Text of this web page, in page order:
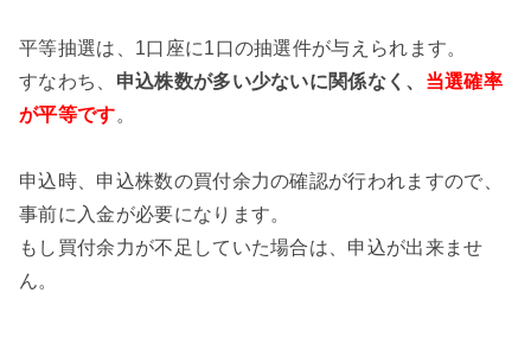
平等抽選は、1口座に1口の抽選件が与えられます。
すなわち、 申込株数が多い少ないに関係なく、 当選確率
が平等です。
申込時、申込株数の買付余力の確認が行われますので、
事前に入金が必要になります。
もし買付余力が不足していた場合は、申込が出来ませ
ん。